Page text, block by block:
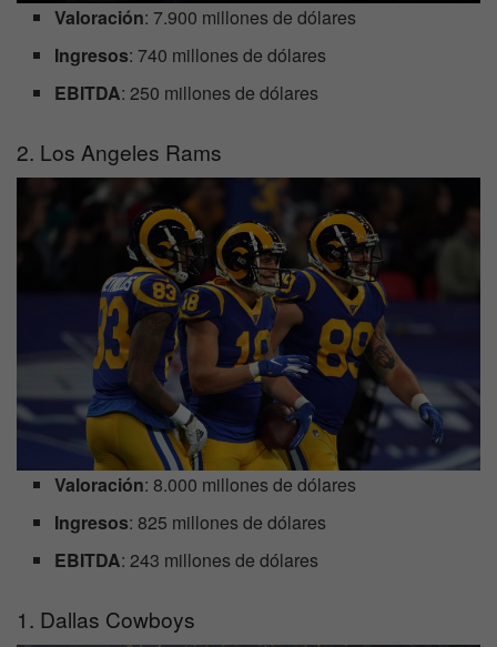
Valoración: 7.900 millones de dólares
Ingresos: 740 millones de dólares
EBITDA: 250 millones de dólares
2. Los Angeles Rams
Valoración: 8.000 millones de dólares
Ingresos: 825 millones de dólares
EBITDA: 243 millones de dólares
1. Dallas Cowboys